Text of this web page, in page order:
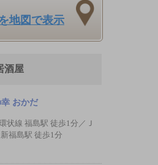
地図で表示
酒屋
おかだ
状線 福島駅 徒歩1分／Ｊ
福島駅 徒歩1分